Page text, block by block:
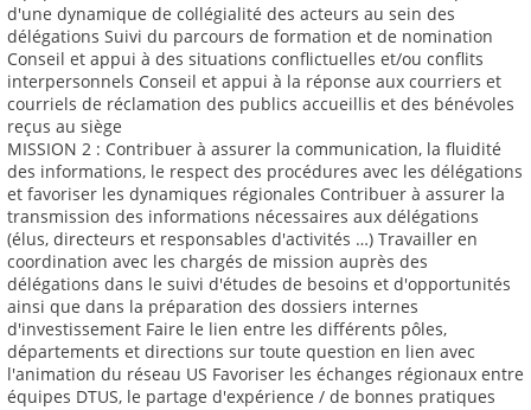
d'une dynamique de collégialité des acteurs au sein des
délégations Suivi du parcours de formation et de nomination
Conseil et appui à des situations conflictuelles et/ou conflits
interpersonnels Conseil et appui à la réponse aux courriers et
courriels de réclamation des publics accueillis et des bénévoles
reçus au siège
MISSION 2 : Contribuer à assurer la communication, la fluidité
des informations, le respect des procédures avec les délégations
et favoriser les dynamiques régionales Contribuer à assurer la
transmission des informations nécessaires aux délégations
(élus, directeurs et responsables d'activités …) Travailler en
coordination avec les chargés de mission auprès des
délégations dans le suivi d'études de besoins et d'opportunités
ainsi que dans la préparation des dossiers internes
d'investissement Faire le lien entre les différents pôles,
départements et directions sur toute question en lien avec
l'animation du réseau US Favoriser les échanges régionaux entre
équipes DTUS, le partage d'expérience / de bonnes pratiques